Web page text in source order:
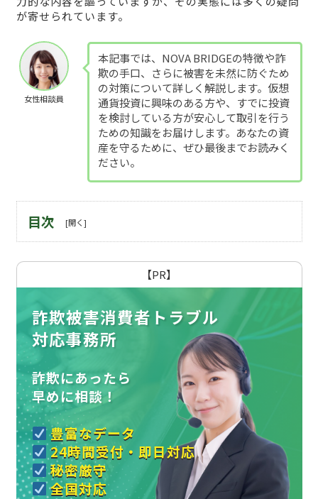
が寄せられています。
女性相談員
本記事では、NOVA BRIDGEの特徴や詐
欺の手口、さらに被害を未然に防ぐため
の対策について詳しく解説します。仮想
通貨投資に興味のある方や、すでに投資
を検討している方が安心して取引を行う
ための知識をお届けします。あなたの資
産を守るために、ぜひ最後までお読みく
ださい。
目次
【PR】
詐欺被害消費者トラブル
対応事務所
詐欺にあったら
早めに相談！
豊富なデータ
24時間受付・即日対応
秘密厳守
全国対応